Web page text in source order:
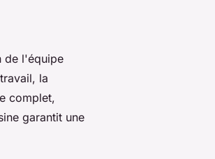
de l'équipe
la
complet,
garantit une